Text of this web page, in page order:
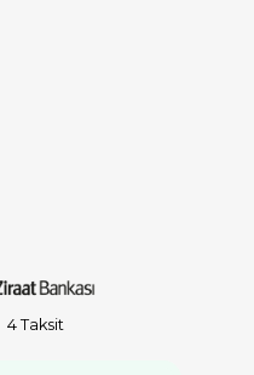
4 Taksit